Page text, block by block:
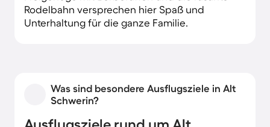
Rodelbahn versprechen hier Spaß und
Unterhaltung für die ganze Familie.
Was sind besondere Ausflugsziele in Alt
Schwerin?